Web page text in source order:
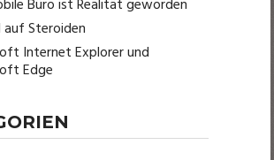
Büro ist Realität geworden
auf Steroiden
Internet Explorer und
Edge